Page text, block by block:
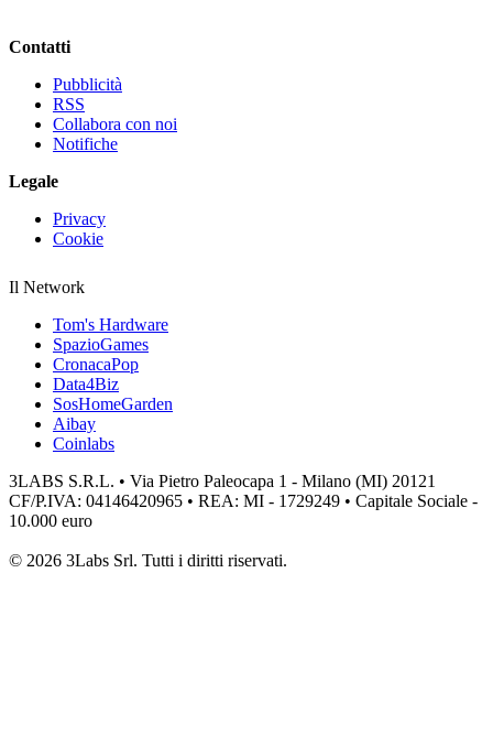
Contatti
Pubblicità
RSS
Collabora con noi
Notifiche
Legale
Privacy
Cookie
Il Network
Tom's Hardware
SpazioGames
CronacaPop
Data4Biz
SosHomeGarden
Aibay
Coinlabs
3LABS S.R.L. • Via Pietro Paleocapa 1 - Milano (MI) 20121
CF/P.IVA: 04146420965 • REA: MI - 1729249 • Capitale Sociale -
10.000 euro
© 2026 3Labs Srl. Tutti i diritti riservati.